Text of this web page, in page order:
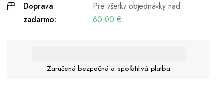
Doprava
zadarmo:
Pre všetky objednávky nad
60.00 €
Zaručená bezpečná a spoľahlivá platba